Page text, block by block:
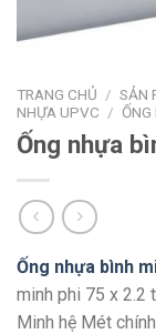
TRANG CHỦ / SẢN
NHỰA UPVC /
Ống nhựa
Ống nhựa bình
minh phi 75 x 2.2
Minh hệ Mét